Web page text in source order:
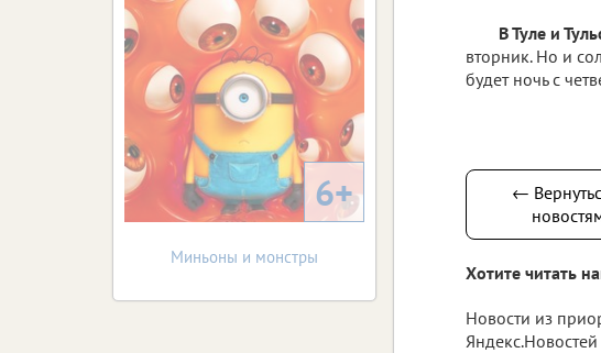
В Туле и
вторник. Но и
будет ночь с
←
Хотите читать
Новости из
6+
Миньоны и монстры